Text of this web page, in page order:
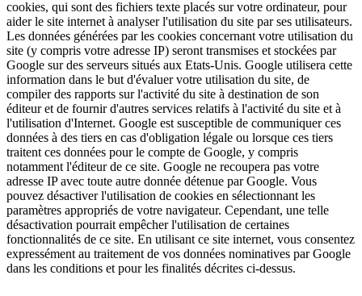
cookies, qui sont des fichiers texte placés sur votre ordinateur, pour
aider le site internet à analyser l'utilisation du site par ses utilisateurs.
Les données générées par les cookies concernant votre utilisation du
site (y compris votre adresse IP) seront transmises et stockées par
Google sur des serveurs situés aux Etats-Unis. Google utilisera cette
information dans le but d'évaluer votre utilisation du site, de
compiler des rapports sur l'activité du site à destination de son
éditeur et de fournir d'autres services relatifs à l'activité du site et à
l'utilisation d'Internet. Google est susceptible de communiquer ces
données à des tiers en cas d'obligation légale ou lorsque ces tiers
traitent ces données pour le compte de Google, y compris
notamment l'éditeur de ce site. Google ne recoupera pas votre
adresse IP avec toute autre donnée détenue par Google. Vous
pouvez désactiver l'utilisation de cookies en sélectionnant les
paramètres appropriés de votre navigateur. Cependant, une telle
désactivation pourrait empêcher l'utilisation de certaines
fonctionnalités de ce site. En utilisant ce site internet, vous consentez
expressément au traitement de vos données nominatives par Google
dans les conditions et pour les finalités décrites ci-dessus.